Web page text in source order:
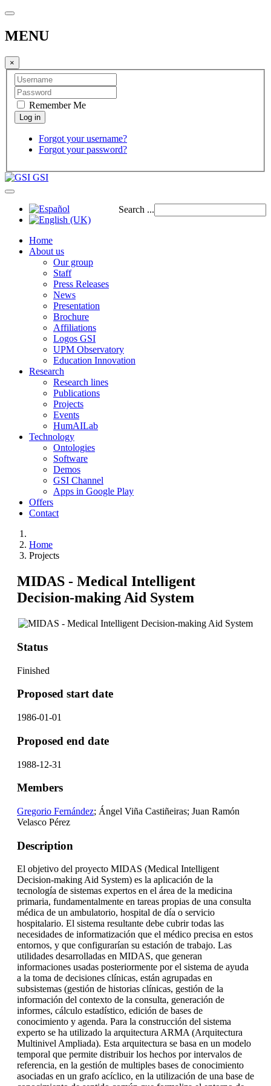
MENU
×
Remember Me
Forgot your username?
Forgot your password?
GSI
Search ...
Home
About us
Our group
Staff
Press Releases
News
Presentation
Brochure
Affiliations
Logos GSI
UPM Observatory
Education Innovation
Research
Research lines
Publications
Projects
Events
HumAILab
Technology
Ontologies
Software
Demos
GSI Channel
Apps in Google Play
Offers
Contact
Home
Projects
MIDAS - Medical Intelligent
Decision-making Aid System
Status
Finished
Proposed start date
1986-01-01
Proposed end date
1988-12-31
Members
Gregorio Fernández; Ángel Viña Castiñeiras; Juan Ramón
Velasco Pérez
Description
El objetivo del proyecto MIDAS (Medical Intelligent
Decision-making Aid System) es la aplicación de la
tecnología de sistemas expertos en el área de la medicina
primaria, fundamentalmente en tareas propias de una consulta
médica de un ambulatorio, hospital de día o servicio
hospitalario. El sistema resultante debe cubrir todas las
necesidades de informatización que el médico precisa en estos
entornos, y que configurarían su estación de trabajo. Las
utilidades desarrolladas en MIDAS, que generan
informaciones usadas posteriormente por el sistema de ayuda
a la toma de decisiones clínicas, están agrupadas en
subsistemas (gestión de historias clínicas, gestión de la
información del contexto de la consulta, generación de
informes, cálculo estadístico, edición de bases de
conocimiento y agenda. Para la construcción del sistema
experto se ha utilizado la arquitectura ARMA (Arquitectura
Multinivel Ampliada). Esta arquitectura se basa en un modelo
temporal que permite distribuir los hechos por intervalos de
referencia, en la gestión de multiples bases de conocimiento
asociadas en un grafo acíclico, en la utilización de una base de